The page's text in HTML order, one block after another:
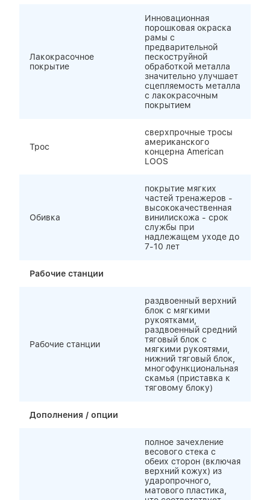
Лакокрасочное
покрытие
Инновационная
порошковая окраска
рамы с
предварительной
пескоструйной
обработкой металла
значительно улучшает
сцепляемость металла
с лакокрасочным
покрытием
Трос
сверхпрочные тросы
американского
концерна American
LOOS
Обивка
покрытие мягких
частей тренажеров -
высококачественная
винилискожа - срок
службы при
надлежащем уходе до
7-10 лет
Рабочие станции
Рабочие станции
раздвоенный верхний
блок с мягкими
рукоятками,
раздвоенный средний
тяговый блок с
мягкими рукоятями,
нижний тяговый блок,
многофункциональная
скамья (приставка к
тяговому блоку)
Дополнения / опции
полное зачехление
весового стека с
обеих сторон (включая
верхний кожух) из
ударопрочного,
матового пластика,